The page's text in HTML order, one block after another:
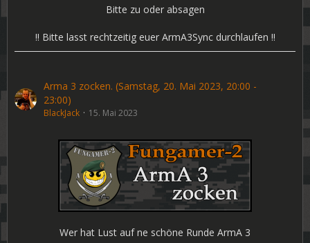
Bitte zu oder absagen
!! Bitte lasst rechtzeitig euer ArmA3Sync durchlaufen !!
Arma 3 zocken. (Samstag, 20. Mai 2023, 20:00 -
23:00)
BlackJack 15. Mai 2023
Wer hat Lust auf ne schöne Runde ArmA 3